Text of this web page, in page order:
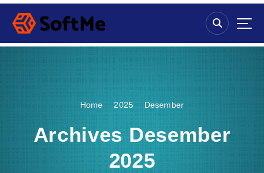
S
p
Home 2025 Desember
Archives Desember
2025